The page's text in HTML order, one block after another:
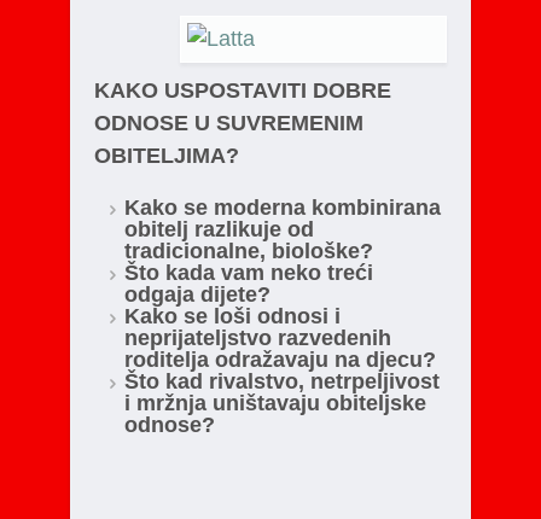
KAKO USPOSTAVITI DOBRE
ODNOSE U SUVREMENIM
OBITELJIMA?
Kako se moderna kombinirana
obitelj razlikuje od
tradicionalne, biološke?
Što kada vam neko treći
odgaja dijete?
Kako se loši odnosi i
neprijateljstvo razvedenih
roditelja odražavaju na djecu?
Što kad rivalstvo, netrpeljivost
i mržnja uništavaju obiteljske
odnose?